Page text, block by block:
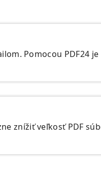
Pomocou PDF24
znížiť veľkosť PDF